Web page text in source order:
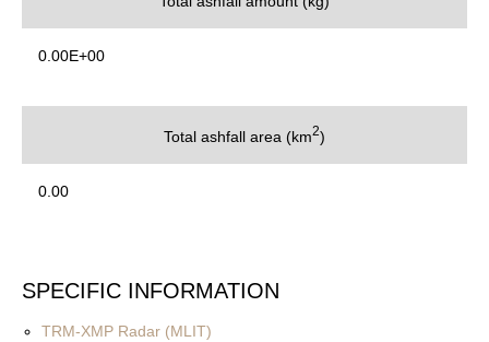
0.00E+00
Total ashfall area (km2)
0.00
SPECIFIC INFORMATION
TRM-XMP Radar (MLIT)